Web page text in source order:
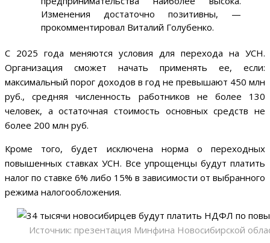
Изменения достаточно позитивны, —
прокомментировал Виталий Голубенко.
С 2025 года меняются условия для перехода на УСН.
Организация сможет начать применять ее, если:
максимальный порог доходов в год не превышают 450 млн
руб., средняя численность работников не более 130
человек, а остаточная стоимость основных средств не
более 200 млн руб.
Кроме того, будет исключена норма о переходных
повышенных ставках УСН. Все упрощенцы будут платить
налог по ставке 6% либо 15% в зависимости от выбранного
режима налогообложения.
Источник: презентация Минфина Новосибирской